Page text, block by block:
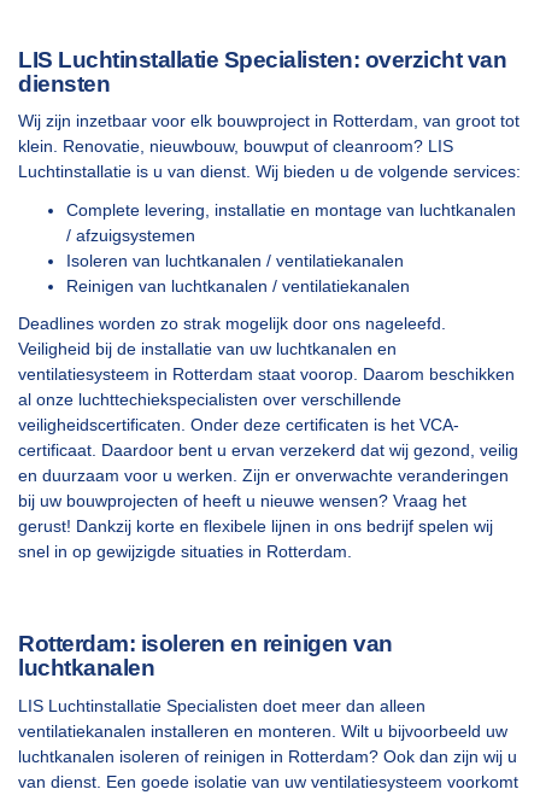
LIS Luchtinstallatie Specialisten: overzicht van
diensten
Wij zijn inzetbaar voor elk bouwproject in Rotterdam, van groot tot
klein. Renovatie, nieuwbouw, bouwput of cleanroom? LIS
Luchtinstallatie is u van dienst. Wij bieden u de volgende services:
Complete levering, installatie en montage van luchtkanalen
/ afzuigsystemen
Isoleren van luchtkanalen / ventilatiekanalen
Reinigen van luchtkanalen / ventilatiekanalen
Deadlines worden zo strak mogelijk door ons nageleefd.
Veiligheid bij de installatie van uw luchtkanalen en
ventilatiesysteem in Rotterdam staat voorop. Daarom beschikken
al onze luchttechiekspecialisten over verschillende
veiligheidscertificaten. Onder deze certificaten is het VCA-
certificaat. Daardoor bent u ervan verzekerd dat wij gezond, veilig
en duurzaam voor u werken. Zijn er onverwachte veranderingen
bij uw bouwprojecten of heeft u nieuwe wensen? Vraag het
gerust! Dankzij korte en flexibele lijnen in ons bedrijf spelen wij
snel in op gewijzigde situaties in Rotterdam.
Rotterdam: isoleren en reinigen van
luchtkanalen
LIS Luchtinstallatie Specialisten doet meer dan alleen
ventilatiekanalen installeren en monteren. Wilt u bijvoorbeeld uw
luchtkanalen isoleren of reinigen in Rotterdam? Ook dan zijn wij u
van dienst. Een goede isolatie van uw ventilatiesysteem voorkomt